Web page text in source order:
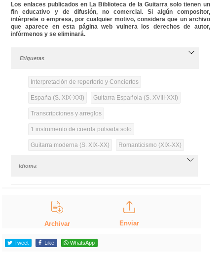
Los enlaces publicados en La Biblioteca de la Guitarra solo tienen un
fin educativo y de difusión, no comercial. Si algún compositor,
intérprete o empresa, por cualquier motivo, considera que un archivo
que aparece en esta página web vulnera los derechos de autor,
infórmenos y se eliminará.
Etiquetas
Interpretación de repertorio y Conciertos
España (S. XIX-XXI) Guitarra Española (S. XVIII-XXI)
Transcripciones y arreglos
1 instrumento de cuerda pulsada solo
Guitarra moderna (S. XIX-XX) Romanticismo (XIX-XX)
Idioma
Archivar Enviar
Tweet Like WhatsApp